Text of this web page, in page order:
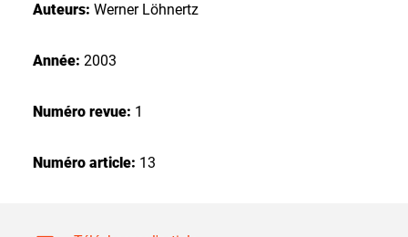
Auteurs: Werner Löhnertz
Année: 2003
Numéro revue: 1
Numéro article: 13